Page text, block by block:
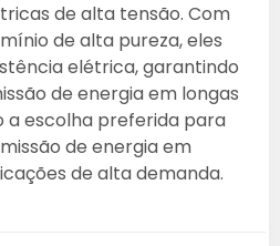
de alta tensão. Com
de alta pureza, eles
elétrica, garantindo
de energia em longas
a escolha preferida para
de energia em
de alta demanda.